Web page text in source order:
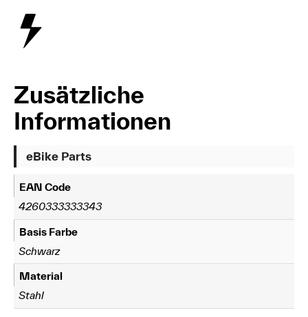
Zusätzliche
Informationen
eBike Parts
EAN Code
4260333333343
Basis Farbe
Schwarz
Material
Stahl